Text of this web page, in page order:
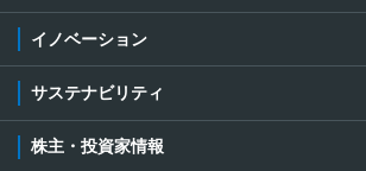
イノベーション
サステナビリティ
株主・投資家情報